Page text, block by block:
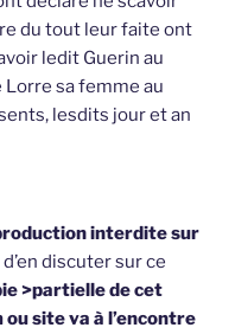
du tout leur faite ont
ledit Guerin au
sa femme au
lesdits jour et an
interdite sur
discuter sur ce
>partielle de cet
site va à l’encontre